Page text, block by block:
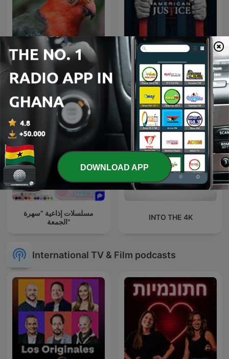
Islamic Song American Justice
مسلسلات إذاعية "سهرة
الجمعة"
INTO THE 4K
International TV & Film podcasts
DOWNLOAD APP